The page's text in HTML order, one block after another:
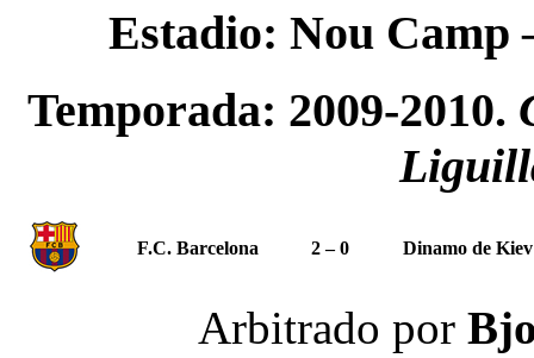
Estadio: Nou Camp
Temporada: 2009-2010.
F.C. Barcelona 2 – 0 Dinamo de Kiev
Arbitrado por